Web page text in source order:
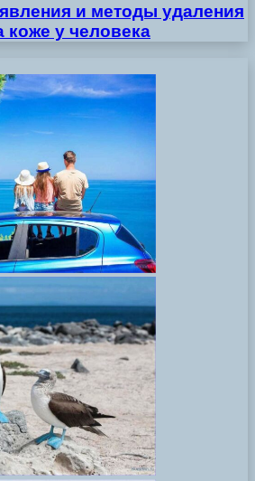
и методы удаления
коже у человека